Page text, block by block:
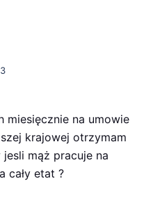
miesięcznie na umowie
krajowej otrzymam
mąż pracuje na
cały etat ?